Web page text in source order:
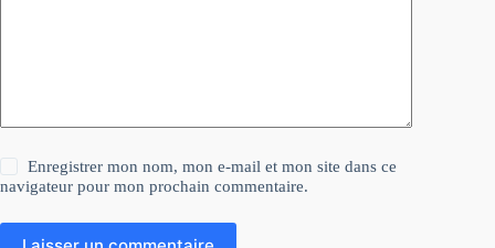
Enregistrer mon nom, mon e-mail et mon site dans ce
navigateur pour mon prochain commentaire.